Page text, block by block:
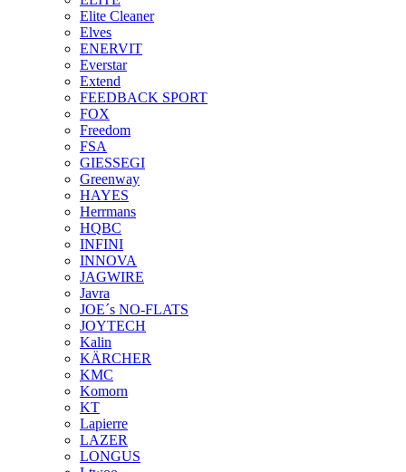
Elite Cleaner
Elves
ENERVIT
Everstar
Extend
FEEDBACK SPORT
FOX
Freedom
FSA
GIESSEGI
Greenway
HAYES
Herrmans
HQBC
INFINI
INNOVA
JAGWIRE
Javra
JOE´s NO-FLATS
JOYTECH
Kalin
KÄRCHER
KMC
Komorn
KT
Lapierre
LAZER
LONGUS